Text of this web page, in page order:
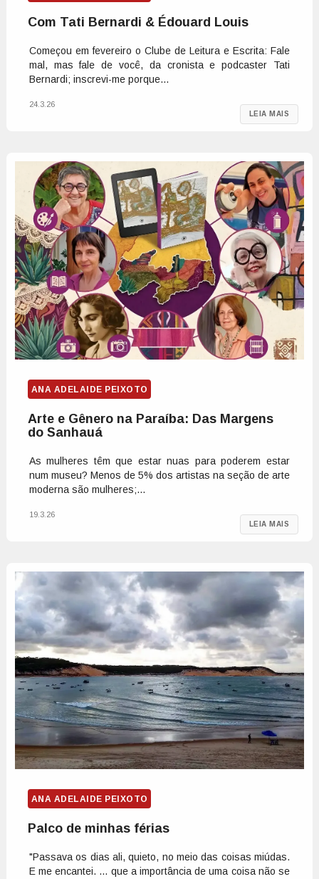
Com Tati Bernardi & Édouard Louis
Começou em fevereiro o Clube de Leitura e Escrita: Fale
mal, mas fale de você, da cronista e podcaster Tati
Bernardi; inscrevi-me porque...
LEIA MAIS
24.3.26
ANA ADELAIDE PEIXOTO
Arte e Gênero na Paraíba: Das Margens
do Sanhauá
As mulheres têm que estar nuas para poderem estar
num museu? Menos de 5% dos artistas na seção de arte
moderna são mulheres;...
LEIA MAIS
19.3.26
ANA ADELAIDE PEIXOTO
Palco de minhas férias
"Passava os dias ali, quieto, no meio das coisas miúdas.
E me encantei. ... que a importância de uma coisa não se